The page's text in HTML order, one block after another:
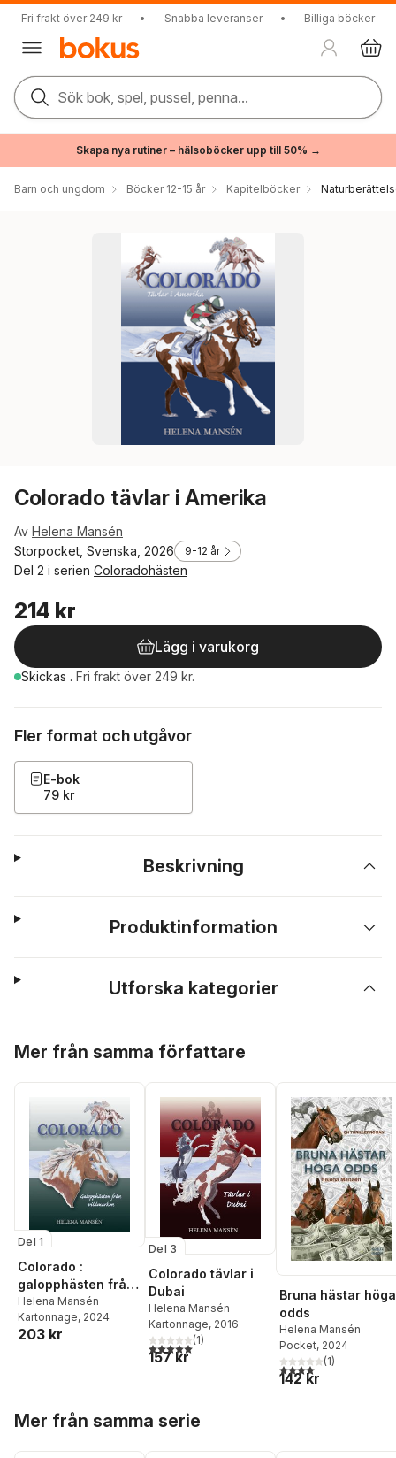
Fri frakt över 249 kr • Snabba leveranser • Billiga böcker
Sök bok, spel, pussel, penna...
Skapa nya rutiner – hälsoböcker upp till 50% →
Barn och ungdom Böcker 12-15 år Kapitelböcker
Colorado tävlar i Amerika
Av Helena Mansén
Storpocket, Svenska, 2026
9-12 år
Del 2 i serien Coloradohästen
214 kr
Lägg i varukorg
Skickas . Fri frakt över 249 kr.
Fler format och utgåvor
E-bok
79 kr
Beskrivning
Produktinformation
Utforska kategorier
Mer från samma författare
Del 1
Colorado :
galopphästen från
vildmarken
Helena Mansén
Kartonnage, 2024
203 kr
Del 3
Colorado tävlar i
Dubai
Helena Mansén
Kartonnage, 2016
5,0utav 5 stjärnor. Totalt antal röster:
(1)
157 kr
Bruna hästar höga
odds
Helena Mansén
Pocket, 2024
4,0utav 5 stjärnor.
(1)
142 kr
Mer från samma serie